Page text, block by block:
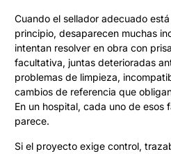
Cuando el sellador adecuado
principio, desaparecen muchas
intentan resolver en obra con
facultativa, juntas deterioradas
problemas de limpieza,
cambios de referencia que
En un hospital, cada uno de esos
parece.
Si el proyecto exige control,